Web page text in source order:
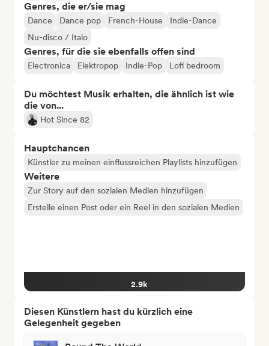
Genres, die er/sie mag
Dance Dance pop French-House
Indie-Dance
Nu-disco / Italo
Genres, für die sie ebenfalls offen sind
Electronica Elektropop Indie-Pop Lofi bedroom
Du möchtest Musik erhalten, die ähnlich ist wie
die von...
Hot Since 82
Hauptchancen
Künstler zu meinen einflussreichen Playlists hinzufügen
Weitere
Zur Story auf den sozialen Medien hinzufügen
Erstelle einen Post oder ein Reel in den sozialen Medien
2.9k
Diesen Künstlern hast du kürzlich eine
Gelegenheit gegeben